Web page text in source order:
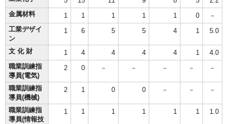
金属材料
1 1 1 1 1 0
－
工業デザイ
ン
1 6 5 5 4 1 5.0
文 化 財 1 4 4 4 4 1
4.0
職業訓練指
導員(電気)
2 0 － － － － －
職業訓練指
導員(機械)
2 1 0 0 － － －
職業訓練指
導員(情報技
1 1 1 1 1 1 1.0